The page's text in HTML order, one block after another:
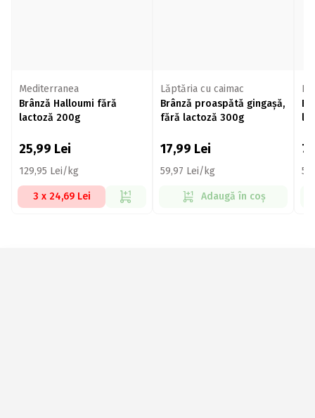
Mediterranea
Brânză Halloumi fără
lactoză 200g
25,99 Lei
129,95 Lei/kg
3 x 24,69 Lei
Lăptăria cu caimac
Brânză proaspătă gingașă,
fără lactoză 300g
17,99 Lei
59,97 Lei/kg
Adaugă în coș